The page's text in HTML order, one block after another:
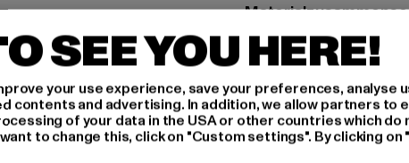
Art.Nr: 61740006-18949
Hersteller: Urban
Schanzenstraße 41 |
SEE YOU HERE!
your use experience, save your preferences, analyse
contents and advertising. In addition, we allow partners to
of your data in the USA or other countries which do
to change this, click on "Custom settings". By clicking